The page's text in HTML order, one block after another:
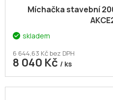
Míchačka stavební
skladem
6 644,63 Kč bez DPH
8 040 Kč / ks